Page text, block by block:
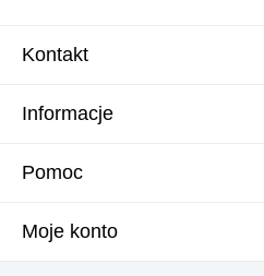
Kontakt
Informacje
Pomoc
Moje konto